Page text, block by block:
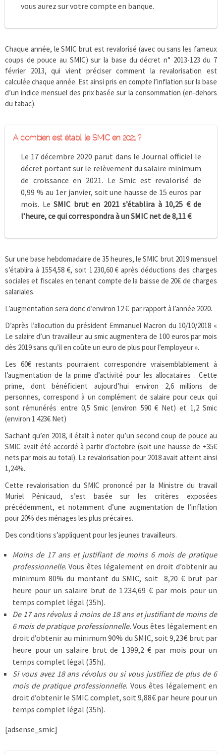
vous aurez sur votre compte en banque.
Chaque année, le SMIC brut est revalorisé (avec ou sans les fameux
coups de pouce au SMIC) sur la base du décret n° 2013-123 du 7
février 2013, qui vient préciser comment la revalorisation est
calculée chaque année. Est ainsi pris en compte l’inflation sur la base
d’un indice mensuel des prix basée sur la consommation (en-dehors
du tabac).
A combien est établi le SMIC en 2021 ?
Le 17 décembre 2020 parut dans le Journal officiel le
décret portant sur le relèvement du salaire minimum
de croissance en 2021. Le Smic est revalorisé de
0,99 % au 1er janvier, soit une hausse de 15 euros par
mois. Le SMIC brut en 2021 s’établira à 10,25 € de
l’heure, ce qui correspondra à un SMIC net de 8,11 €.
Sur une base hebdomadaire de 35 heures, le SMIC brut 2019 mensuel
s’établira à 1554,58 €, soit 1 230,60 € après déductions des charges
sociales et fiscales en tenant compte de la baisse de 20€ de charges
salariales.
L’augmentation sera donc d’environ 12 € par rapport à l’année 2020.
D’après l’allocution du président Emmanuel Macron du 10/10/2018 «
Le salaire d’un travailleur au smic augmentera de 100 euros par mois
dès 2019 sans qu’il en coûte un euro de plus pour l’employeur ».
Les 60€ restants pourraient correspondre vraisemblablement à
l’augmentation de la prime d’activité pour les allocataires . Cette
prime, dont bénéficient aujourd’hui environ 2,6 millions de
personnes, correspond à un complément de salaire pour ceux qui
sont rémunérés entre 0,5 Smic (environ 590 € Net) et 1,2 Smic
(environ 1 423€ Net)
Sachant qu’en 2018, il était à noter qu’un second coup de pouce au
SMIC avait été accordé à partir d’octobre (soit une hausse de +35€
nets par mois au total). La revalorisation pour 2018 avait atteint ainsi
1,24%.
Cette revalorisation du SMIC prononcé par la Ministre du travail
Muriel Pénicaud, s’est basée sur les critères exposées
précédemment, et notamment d’une augmentation de l’inflation
pour 20% des ménages les plus précaires.
Des conditions s’appliquent pour les jeunes travailleurs.
Moins de 17 ans et justifiant de moins 6 mois de pratique
professionnelle. Vous êtes légalement en droit d’obtenir au
minimum 80% du montant du SMIC, soit 8,20 € brut par
heure pour un salaire brut de 1 234,69 € par mois pour un
temps complet légal (35h).
De 17 ans révolus à moins de 18 ans et justifiant de moins de
6 mois de pratique professionnelle. Vous êtes légalement en
droit d’obtenir au minimum 90% du SMIC, soit 9,23€ brut par
heure pour un salaire brut de 1 399,2 € par mois pour un
temps complet légal (35h).
Si vous avez 18 ans révolus ou si vous justifiez de plus de 6
mois de pratique professionnelle. Vous êtes légalement en
droit d’obtenir le SMIC complet, soit 9,88€ par heure pour un
temps complet légal (35h).
[adsense_smic]